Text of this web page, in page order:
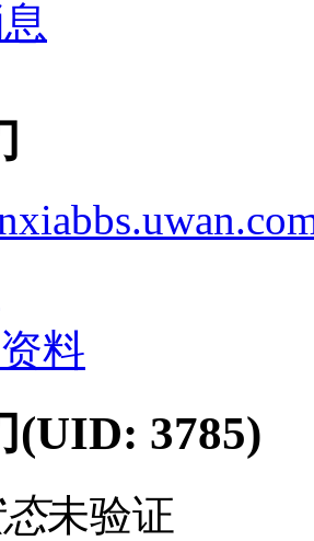
料
(UID: 3785)
未验证